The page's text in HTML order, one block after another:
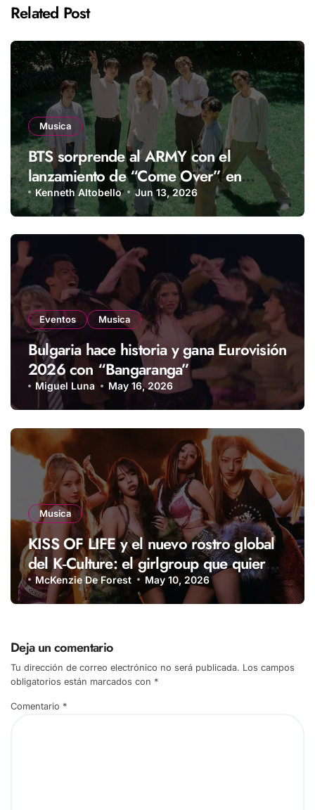
Related Post
Musica
BTS sorprende al ARMY con el
lanzamiento de “Come Over” en
streaming
Kenneth Altobello Jun 13, 2026
Eventos Musica
Bulgaria hace historia y gana Eurovisión
2026 con “Bangaranga”
Miguel Luna May 16, 2026
Musica
KISS OF LIFE y el nuevo rostro global
del K‑Culture: el girlgroup que quiere
llevar una nueva energía al K‑pop
McKenzie De Forest May 10, 2026
Deja un comentario
Tu dirección de correo electrónico no será publicada. Los campos
obligatorios están marcados con *
Comentario *